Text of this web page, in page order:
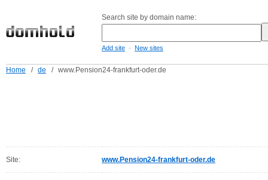
Search site by domain name:
Add site - New sites
Home / de / www.Pension24-frankfurt-oder.de
Site: www.Pension24-frankfurt-oder.de